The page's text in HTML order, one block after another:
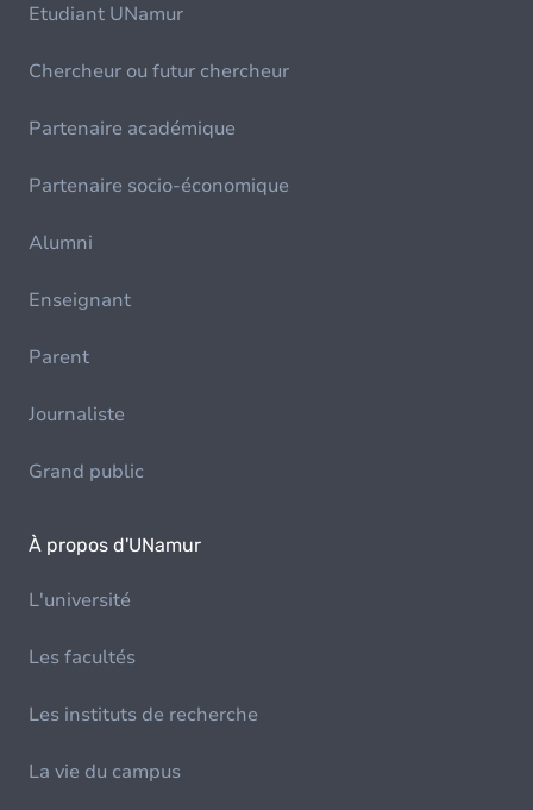
Etudiant UNamur
Chercheur ou futur chercheur
Partenaire académique
Partenaire socio-économique
Alumni
Enseignant
Parent
Journaliste
Grand public
À propos d'UNamur
L'université
Les facultés
Les instituts de recherche
La vie du campus